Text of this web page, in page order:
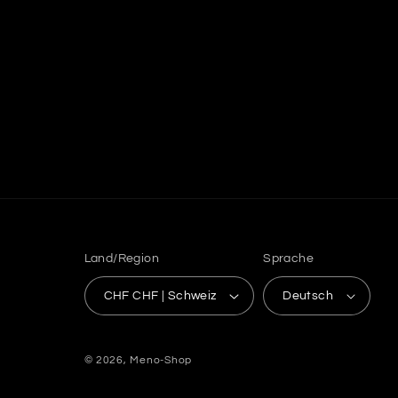
Land/Region
CHF CHF | Schweiz
Sprache
Deutsch
© 2026, Meno-Shop